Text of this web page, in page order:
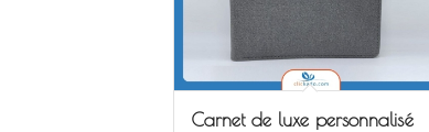
Carnet de luxe personnalisé